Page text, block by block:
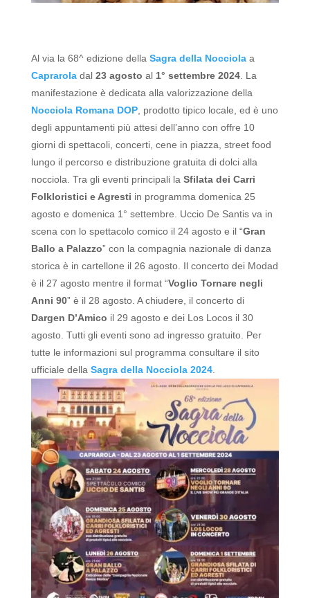
Al via la 68^ edizione della Sagra della Nocciola a
Capraroladal 23 agosto al 1° settembre 2024. La
manifestazione è dedicata alla valorizzazione della
Nocciola Romana DOP, prodotto tipico locale, ed è uno
degli appuntamenti più attesi dell’anno con offre 10
giorni di spettacoli, concerti, cene in piazza, street food
lungo il percorso e distribuzione gratuita di dolci alla
nocciola. Tra gli eventi principali la Sfilata dei Carri
Folkloristici e Agresti in programma domenica 25
agosto e domenica 1° settembre. Uccio De Santis va in
scena con lo spettacolo comico il 24 agosto e il “Gran
Ballo a Palazzo” con la compagnia nazionale di danza
storica è in cartellone il 26 agosto. Il concerto dei Modad
è il 27 agosto mentre il format “Voglio Tornare negli
Anni 90” è il 28 agosto. A chiudere, il concerto di
Dargen D’Amico il 29 agosto e dei Los Locos il 30
agosto. Tutti gli eventi sono ad ingresso gratuito. Per
tutte le informazioni sul programma consultare il sito
ufficiale della Sagra della Nocciola 2024.